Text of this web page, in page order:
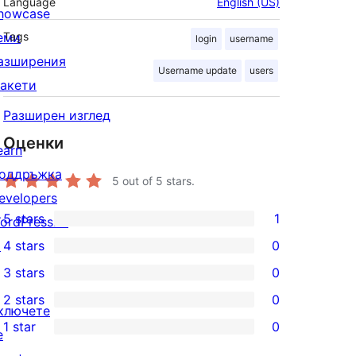
Tags login username
Username update users
Разширен изглед
Оценки
5 out of 5 stars.
1
5-
star
review
5 stars 1
4-
star
reviews
4 stars 0
0
3-
star
3 stars 0
0
2-
2 stars 0
0
1 star 0